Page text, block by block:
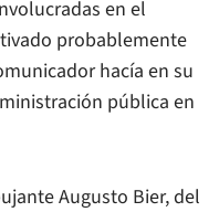
en el
probablemente
hacía en su
pública en
Augusto Bier, del